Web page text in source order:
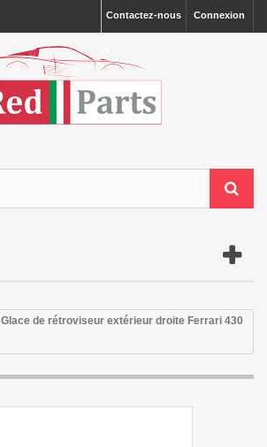
Connexion
Contactez-nous
Glace de rétroviseur extérieur droite Ferrari 430